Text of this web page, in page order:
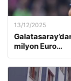
13/12/2025
milyon Euro…